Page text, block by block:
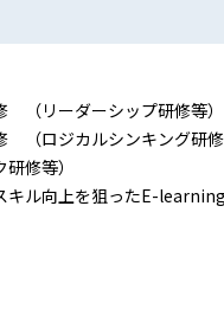
（リーダーシップ研修等）
（ロジカルシンキング研
修等）
キル向上を狙ったE-